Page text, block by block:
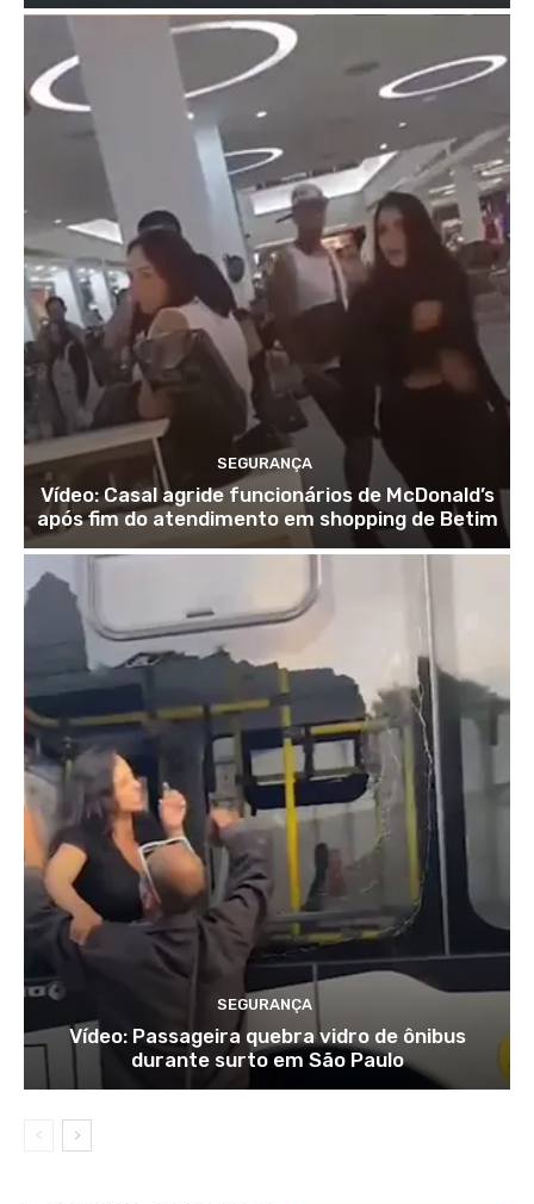
SEGURANÇA
Vídeo: Casal agride funcionários de McDonald’s
após fim do atendimento em shopping de Betim
SEGURANÇA
Vídeo: Passageira quebra vidro de ônibus
durante surto em São Paulo